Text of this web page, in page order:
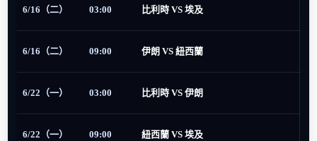
6/16（二） 03:00 比利時 VS 埃及
6/16（二） 09:00 伊朗 VS 紐西蘭
6/22（一） 03:00 比利時 VS 伊朗
6/22（一） 09:00 紐西蘭 VS 埃及